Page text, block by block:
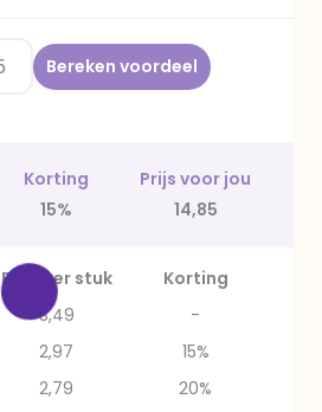
Bereken voordeel
Korting
Prijs voor jou
15% 14,85
Prijs per stuk
Korting
3,49
-
2,97
15%
2,79
20%